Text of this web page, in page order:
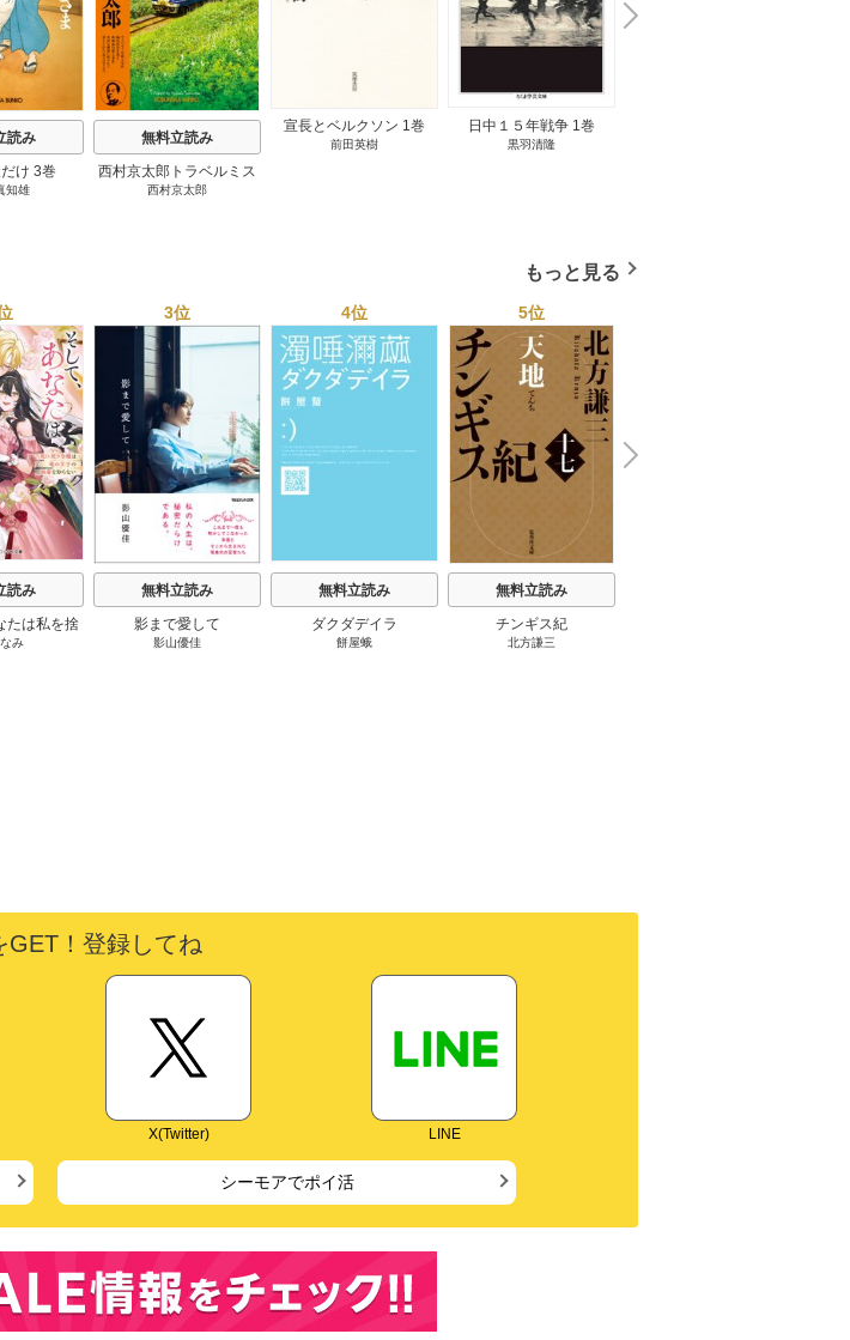
読み
け 3巻
知雄
無料立読み
西村京太郎トラベルミス
テリー・セレクション 2
西村京太郎
宣長とベルクソン 1巻
前田英樹
日中１５年戦争 1巻
黒羽清隆
N
e
x
t
もっと見る
読み
たは私を捨
み
3位
無料立読み
影まで愛して
影山優佳
4位
無料立読み
ダクダデイラ
餅屋蛾
5位
無料立読み
チンギス紀
北方謙三
N
x
GET！登録してね
X(Twitter) LINE
シーモアでポイ活